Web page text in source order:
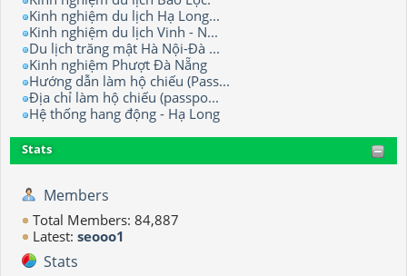
Kinh nghiệm du lịch Hạ Long...
Kinh nghiệm du lịch Vinh - N...
Du lịch trăng mật Hà Nội-Đà ...
Kinh nghiệm Phượt Đà Nẵng
Hướng dẫn làm hộ chiếu (Pass...
Địa chỉ làm hộ chiếu (passpo...
Hệ thống hang động - Hạ Long
Stats
Members
Total Members: 84,887
Latest: seooo1
Stats